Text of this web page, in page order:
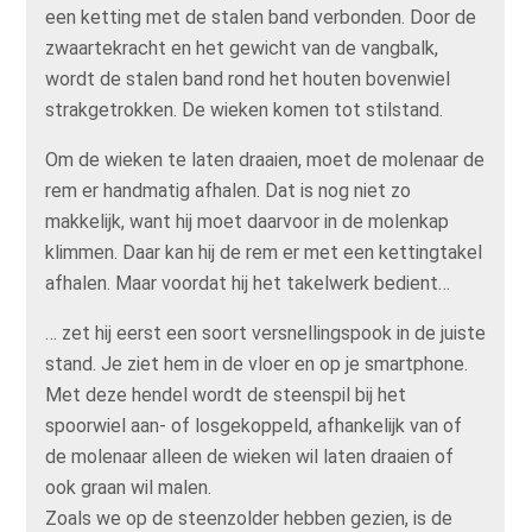
een ketting met de stalen band verbonden. Door de
zwaartekracht en het gewicht van de vangbalk,
wordt de stalen band rond het houten bovenwiel
strakgetrokken. De wieken komen tot stilstand.
Om de wieken te laten draaien, moet de molenaar de
rem er handmatig afhalen. Dat is nog niet zo
makkelijk, want hij moet daarvoor in de molenkap
klimmen. Daar kan hij de rem er met een kettingtakel
afhalen. Maar voordat hij het takelwerk bedient…
… zet hij eerst een soort versnellingspook in de juiste
stand. Je ziet hem in de vloer en op je smartphone.
Met deze hendel wordt de steenspil bij het
spoorwiel aan- of losgekoppeld, afhankelijk van of
de molenaar alleen de wieken wil laten draaien of
ook graan wil malen.
Zoals we op de steenzolder hebben gezien, is de